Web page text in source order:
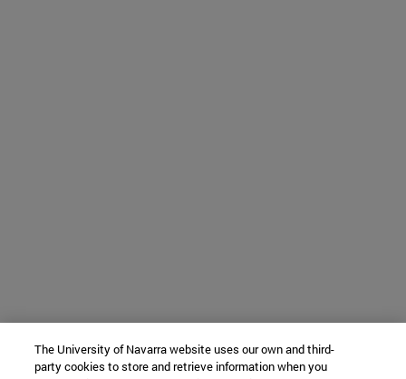
The University of Navarra website uses our own and third-
party cookies to store and retrieve information when you